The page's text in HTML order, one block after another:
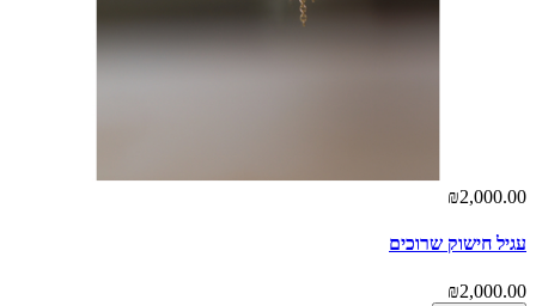
₪2,000.00
עגיל חישוק שרוכים
₪2,000.00